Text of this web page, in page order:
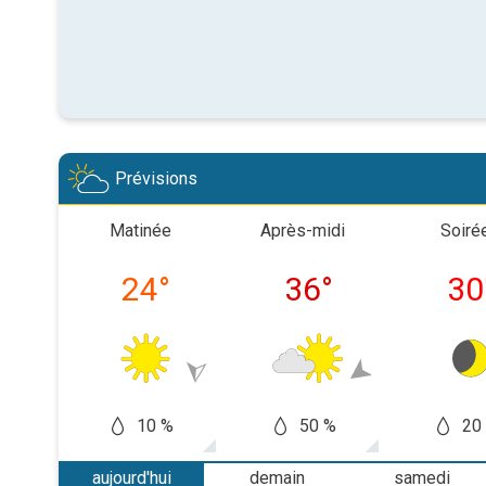
Prévisions
Matinée
24°
10 %
Après-midi
36°
50 %
30
20
aujourd'hui
demain
samedi